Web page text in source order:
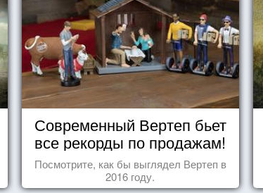
Современный Вертеп бьет
все рекорды по продажам!
Посмотрите, как бы выглядел Вертеп в
2016 году.